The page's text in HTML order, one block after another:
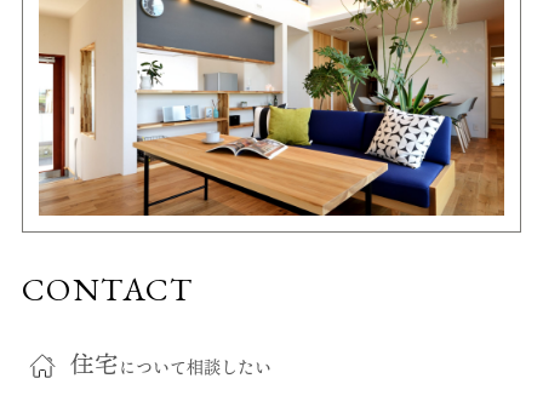
CONTACT
住宅について相談したい